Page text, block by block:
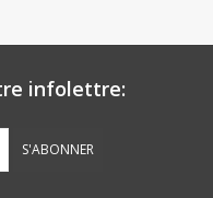
infolettre:
S'ABONNER